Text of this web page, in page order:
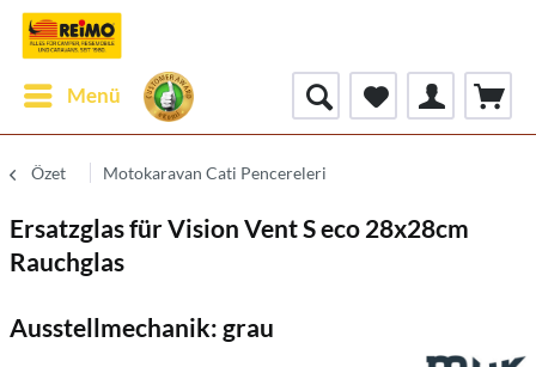
Menü
Özet Motokaravan Cati Pencereleri
Ersatzglas für Vision Vent S eco 28x28cm
Rauchglas
Ausstellmechanik: grau